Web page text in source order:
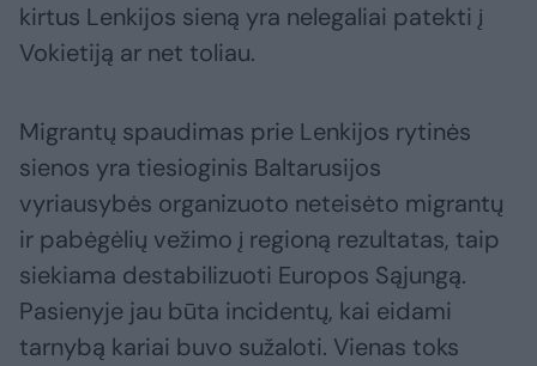
kirtus Lenkijos sieną yra nelegaliai patekti į
Vokietiją ar net toliau.
Migrantų spaudimas prie Lenkijos rytinės
sienos yra tiesioginis Baltarusijos
vyriausybės organizuoto neteisėto migrantų
ir pabėgėlių vežimo į regioną rezultatas, taip
siekiama destabilizuoti Europos Sąjungą.
Pasienyje jau būta incidentų, kai eidami
tarnybą kariai buvo sužaloti. Vienas toks